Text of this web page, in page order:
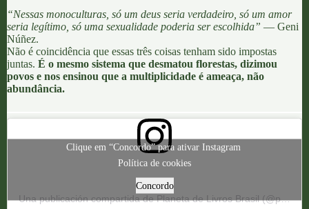
“Nessas monoculturas, só um deus seria verdadeiro, só um amor
seria legítimo, só uma sexualidade poderia ser escolhida” — Geni
Núñez.
Não é coincidência que essas três coisas tenham sido impostas
juntas. É o mesmo sistema que desmatou florestas, dizimou
povos e nos ensinou que a multiplicidade é ameaça, não
abundância.
Una publicación compartida de Planeta de Livros Brasil (@planetadelivrosbrasil)
Clique em “Concordo” para ativar Instagram
Política de cookies
Concordo